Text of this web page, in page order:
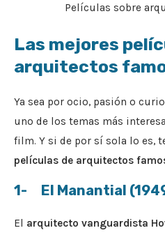
Películas sobre
Las mejores
arquitectos
Ya sea por ocio, pasión o
uno de los temas más
film. Y si de por sí sola lo es,
películas de arquitectos
1- El Manantial
El arquitecto vanguardista